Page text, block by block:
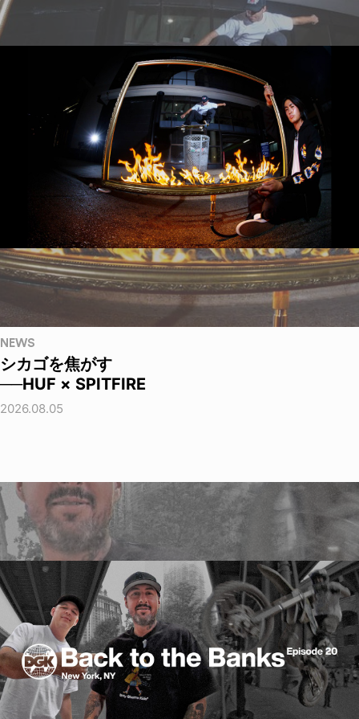
NEWS
シカゴを焦がす
──HUF × SPITFIRE
2026.08.05